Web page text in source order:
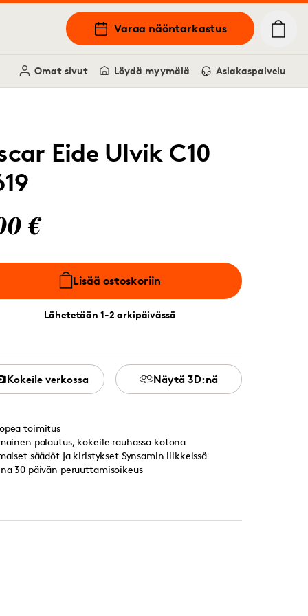
Varaa näöntarkastus
Omat sivut Löydä myymälä Asiakaspalvelu
Eide Ulvik C10
€
Lisää ostoskoriin
Lähetetään 1-2 arkipäivässä
Kokeile verkossa Näytä 3D:nä
toimitus
palautus, kokeile rauhassa kotona
säädöt ja kiristykset Synsamin liikkeissä
30 päivän peruuttamisoikeus